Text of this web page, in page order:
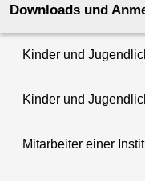
Downloads und
Kinder und
Kinder und
Mitarbeiter einer